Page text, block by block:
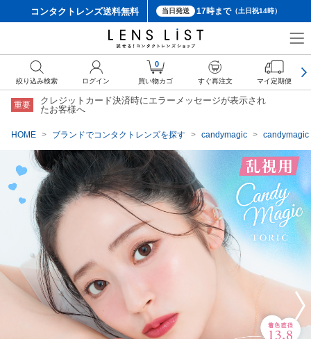
コンタクトレンズ送料無料 当日発送 17時まで（土日祝14時）
重要
クレジットカード決済時にエラーメッセージが表示され
たお客様へ
HOME ブランドでコンタクトレンズを探す candymagic candymagic
絞り込み検索 ログイン
0
買い物カゴ すぐ再注文 マイ定期便
クーポン詳細